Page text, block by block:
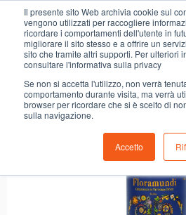
Il presente sito Web archivia cookie sul
vengono utilizzati per raccogliere
ricordare i comportamenti dell'utente in
migliorare il sito stesso e a offrire un
sito che tramite altri supporti. Per ulteriori
consultare l'informativa sulla privacy
Se non si accetta l'utilizzo, non verrà
comportamento durante visita, ma verrà
browser per ricordare che si è scelto di
sulla navigazione.
Accetto